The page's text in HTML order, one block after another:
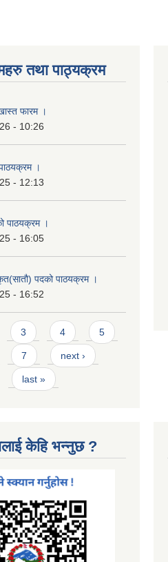
तथा पाठ्यक्रम
फारम ।
- 10:26
।
- 12:13
पाठयक्रम ।
- 16:05
पदको पाठयक्रम ।
- 16:52
3 4 5
7 next ›
last »
केहि भन्नुछ ?